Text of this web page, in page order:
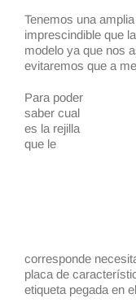
Tenemos una
imprescindible que
modelo ya que nos
evitaremos que a
Para poder
saber cual
es la rejilla
que le
corresponde
placa de
etiqueta pegada en